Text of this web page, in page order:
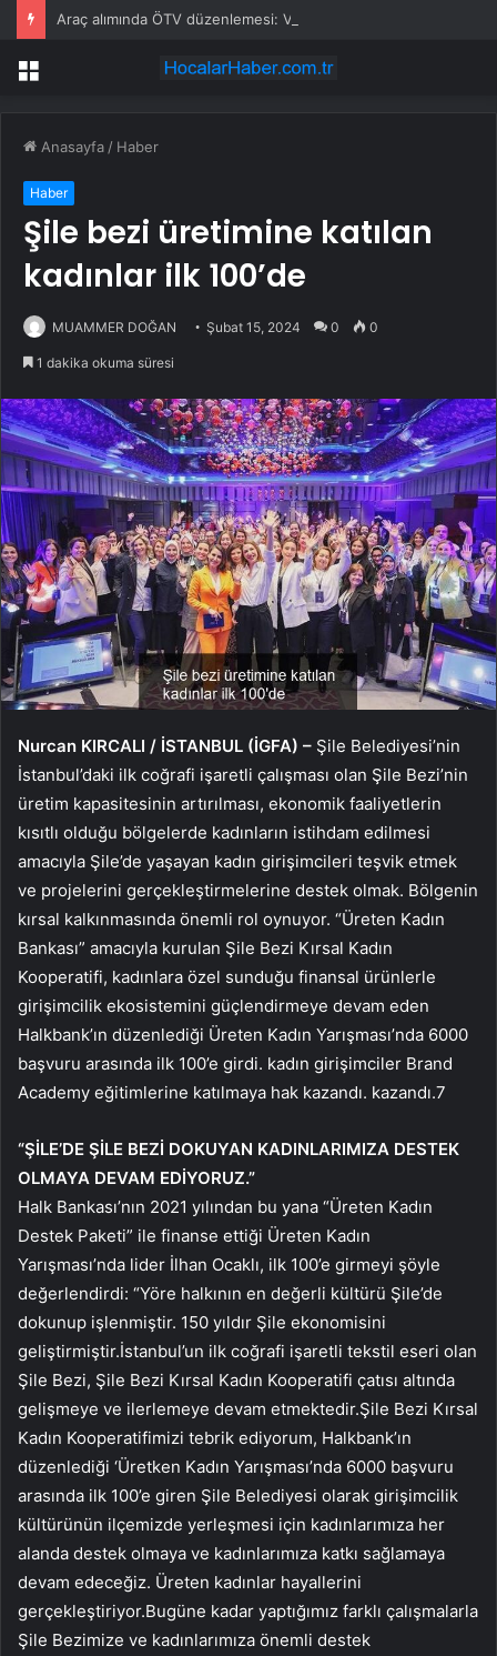
Menü
Anasayfa / Haber
Haber
Şile bezi üretimine katılan
kadınlar ilk 100’de
MUAMMER DOĞAN Şubat 15, 2024 0 0
1 dakika okuma süresi
Nurcan KIRCALI / İSTANBUL (İGFA) – Şile Belediyesi’nin
İstanbul’daki ilk coğrafi işaretli çalışması olan Şile Bezi’nin
üretim kapasitesinin artırılması, ekonomik faaliyetlerin
kısıtlı olduğu bölgelerde kadınların istihdam edilmesi
amacıyla Şile’de yaşayan kadın girişimcileri teşvik etmek
ve projelerini gerçekleştirmelerine destek olmak. Bölgenin
kırsal kalkınmasında önemli rol oynuyor. “Üreten Kadın
Bankası” amacıyla kurulan Şile Bezi Kırsal Kadın
Kooperatifi, kadınlara özel sunduğu finansal ürünlerle
girişimcilik ekosistemini güçlendirmeye devam eden
Halkbank’ın düzenlediği Üreten Kadın Yarışması’nda 6000
başvuru arasında ilk 100’e girdi. kadın girişimciler Brand
Academy eğitimlerine katılmaya hak kazandı. kazandı.7
“ŞİLE’DE ŞİLE BEZİ DOKUYAN KADINLARIMIZA DESTEK
OLMAYA DEVAM EDİYORUZ.”
Halk Bankası’nın 2021 yılından bu yana “Üreten Kadın
Destek Paketi” ile finanse ettiği Üreten Kadın
Yarışması’nda lider İlhan Ocaklı, ilk 100’e girmeyi şöyle
değerlendirdi: “Yöre halkının en değerli kültürü Şile’de
dokunup işlenmiştir. 150 yıldır Şile ekonomisini
geliştirmiştir.İstanbul’un ilk coğrafi işaretli tekstil eseri olan
Şile Bezi, Şile Bezi Kırsal Kadın Kooperatifi çatısı altında
gelişmeye ve ilerlemeye devam etmektedir.Şile Bezi Kırsal
Kadın Kooperatifimizi tebrik ediyorum, Halkbank’ın
düzenlediği ‘Üretken Kadın Yarışması’nda 6000 başvuru
arasında ilk 100’e giren Şile Belediyesi olarak girişimcilik
kültürünün ilçemizde yerleşmesi için kadınlarımıza her
alanda destek olmaya ve kadınlarımıza katkı sağlamaya
devam edeceğiz. Üreten kadınlar hayallerini
gerçekleştiriyor.Bugüne kadar yaptığımız farklı çalışmalarla
Şile Bezimize ve kadınlarımıza önemli destek